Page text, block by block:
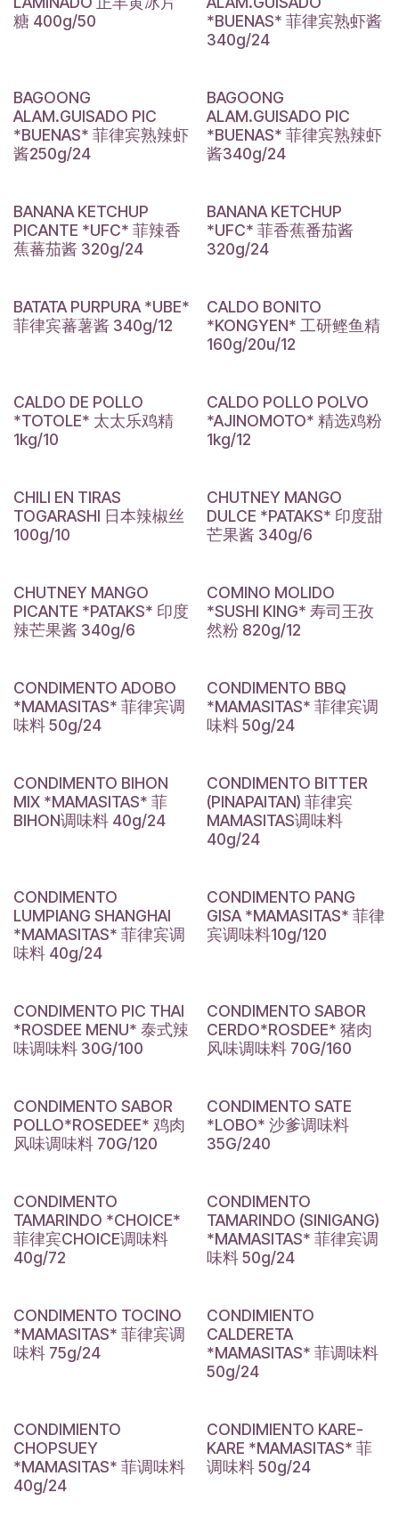
糖 400g/50
*BUENAS* 菲律宾熟虾酱
340g/24
BAGOONG
ALAM.GUISADO PIC
*BUENAS* 菲律宾熟辣虾
酱250g/24
BAGOONG
ALAM.GUISADO PIC
*BUENAS* 菲律宾熟辣虾
酱340g/24
BANANA KETCHUP
PICANTE *UFC* 菲辣香
蕉蕃茄酱 320g/24
BANANA KETCHUP
*UFC* 菲香蕉番茄酱
320g/24
BATATA PURPURA *UBE*
菲律宾蕃薯酱 340g/12
CALDO BONITO
*KONGYEN* 工研鲣鱼精
160g/20u/12
CALDO DE POLLO
*TOTOLE* 太太乐鸡精
1kg/10
CALDO POLLO POLVO
*AJINOMOTO* 精选鸡粉
1kg/12
CHILI EN TIRAS
TOGARASHI 日本辣椒丝
100g/10
CHUTNEY MANGO
DULCE *PATAKS* 印度甜
芒果酱 340g/6
CHUTNEY MANGO
PICANTE *PATAKS* 印度
辣芒果酱 340g/6
COMINO MOLIDO
*SUSHI KING* 寿司王孜
然粉 820g/12
CONDIMENTO ADOBO
*MAMASITAS* 菲律宾调
味料 50g/24
CONDIMENTO BBQ
*MAMASITAS* 菲律宾调
味料 50g/24
CONDIMENTO BIHON
MIX *MAMASITAS* 菲
BIHON调味料 40g/24
CONDIMENTO BITTER
(PINAPAITAN) 菲律宾
MAMASITAS调味料
40g/24
CONDIMENTO
LUMPIANG SHANGHAI
*MAMASITAS* 菲律宾调
味料 40g/24
CONDIMENTO PANG
GISA *MAMASITAS* 菲律
宾调味料10g/120
CONDIMENTO PIC THAI
*ROSDEE MENU* 泰式辣
味调味料 30G/100
CONDIMENTO SABOR
CERDO*ROSDEE* 猪肉
风味调味料 70G/160
CONDIMENTO SABOR
POLLO*ROSEDEE* 鸡肉
风味调味料 70G/120
CONDIMENTO SATE
*LOBO* 沙爹调味料
35G/240
CONDIMENTO
TAMARINDO *CHOICE*
菲律宾CHOICE调味料
40g/72
CONDIMENTO
TAMARINDO (SINIGANG)
*MAMASITAS* 菲律宾调
味料 50g/24
CONDIMENTO TOCINO
*MAMASITAS* 菲律宾调
味料 75g/24
CONDIMIENTO
CALDERETA
*MAMASITAS* 菲调味料
50g/24
CONDIMIENTO
CHOPSUEY
*MAMASITAS* 菲调味料
40g/24
CONDIMIENTO KARE-
KARE *MAMASITAS* 菲
调味料 50g/24